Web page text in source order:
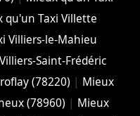
qu'un Taxi Villette
Villiers-le-Mahieu
Saint-Frédéric
(78220) | Mieux
(78960) | Mieux